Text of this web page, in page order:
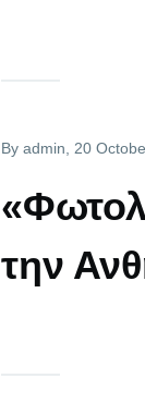
Byadmin , 20
την